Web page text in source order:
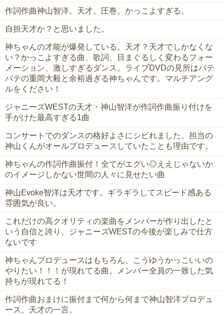
作詞作曲神山智洋。天才。圧巻。かっこよすぎる。
自担天才か？と思いました。
神ちゃんの才能が爆発している。天才？天才でしかなくな
い？かっこよすぎる曲、歌詞、目まぐるしく変わるフォー
メーション、激しすぎるダンス。ライブDVDの見所はバテ
バテの重岡大毅と余裕過ぎる神ちゃんです。マルチアング
ルをください！
ジャニーズWESTの天才・神山智洋が作詞作曲振り付けを
手がけた最高すぎる1曲
コンサートでのダンスの格好よさにシビれました。担当の
神山くんがオールプロデュースしていたことも理由です。
神ちゃんの作詞作曲振付！全てがエグい◎ええじゃないか
のイメージしかない世間の人々に見せたい曲
神山Evoke智洋は天才です。ギラギラしてスピード感ある
雰囲気が良い。
これだけの高クオリティの楽曲をメンバーが作り出したと
いう自信と誇り、ジャニーズWESTの今後が楽しみで仕方
ないです
神ちゃんプロデュースはもちろん、こうゆうかっこいいの
やりたい！！！が現れてる曲。メンバー全員の一致した気
持ちが現れてる！
作詞作曲おまけに振付まで何から何まで神山智洋プロデュ
ース。天才の一言。